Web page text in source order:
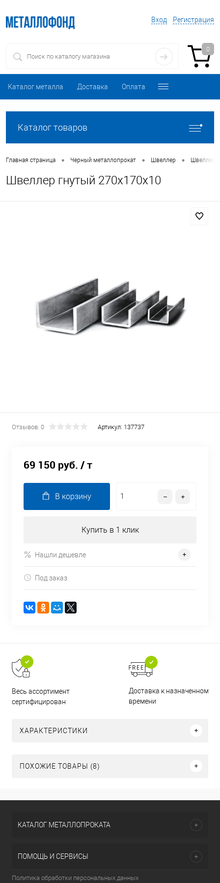
Вход Регистрация
0
Каталог металла Доставка Оплата
Каталог товаров
Главная страница • Черный металлопрокат • Швеллер • Швеллер
Швеллер гнутый 270х170х10
Отзывов: 0 Артикул: 137737
69 150 руб. / т
В корзину
Купить в 1 клик
Нашли дешевле
Под заказ
Весь ассортимент
сертифицирован
Доставка к назначенному
времени
ХАРАКТЕРИСТИКИ
ПОХОЖИЕ ТОВАРЫ (8)
КАТАЛОГ МЕТАЛЛОПРОКАТА
ПОМОЩЬ И СЕРВИСЫ
Политика обработки персональных данных